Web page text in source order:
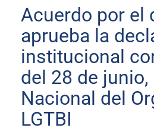
Acuerdo por el
aprueba la
institucional
del 28 de junio,
Nacional del
LGTBI